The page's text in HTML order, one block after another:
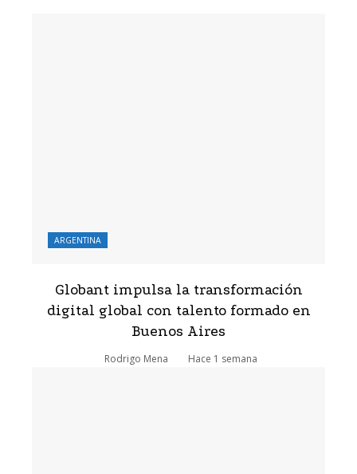
ARGENTINA
Globant impulsa la transformación
digital global con talento formado en
Buenos Aires
Rodrigo Mena Hace 1 semana